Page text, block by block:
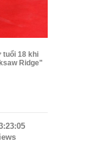
tuổi 18 khi
Ridge"